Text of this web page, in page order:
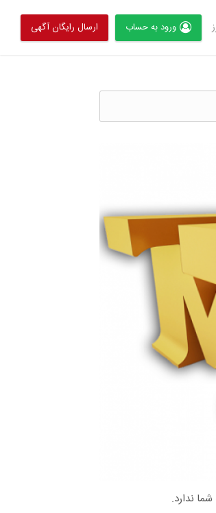
ورود به حساب ارسال رایگان آگهی
ندارد.